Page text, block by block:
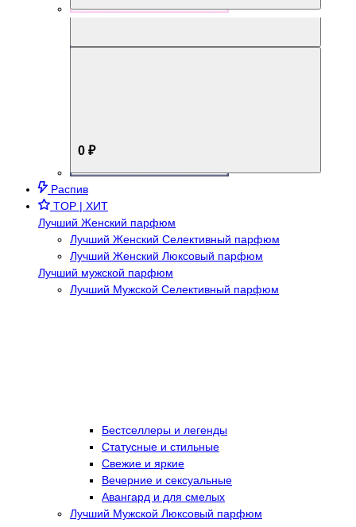
0 ₽
Распив
TOP | ХИТ
Лучший Женский парфюм
Лучший Женский Селективный парфюм
Лучший Женский Люксовый парфюм
Лучший мужской парфюм
Лучший Мужской Селективный парфюм
Бестселлеры и легенды
Статусные и стильные
Свежие и яркие
Вечерние и сексуальные
Авангард и для смелых
Лучший Мужской Люксовый парфюм